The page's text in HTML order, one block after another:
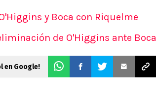
y Boca con Riquelme
de O'Higgins ante Boca
en Google!